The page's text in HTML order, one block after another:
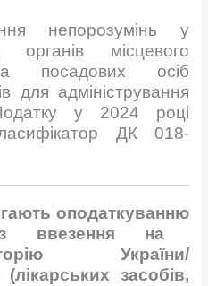
непорозумінь у
органів місцевого
посадових осіб
для адміністрування
у 2024 році
ДК 018-
оподаткуванню
ввезення на
України/
(лікарських засобів,